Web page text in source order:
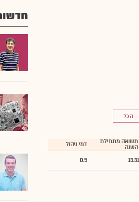
הכל
תשואה מתחילת
השנה
דמי ניהול
13.31
0.5